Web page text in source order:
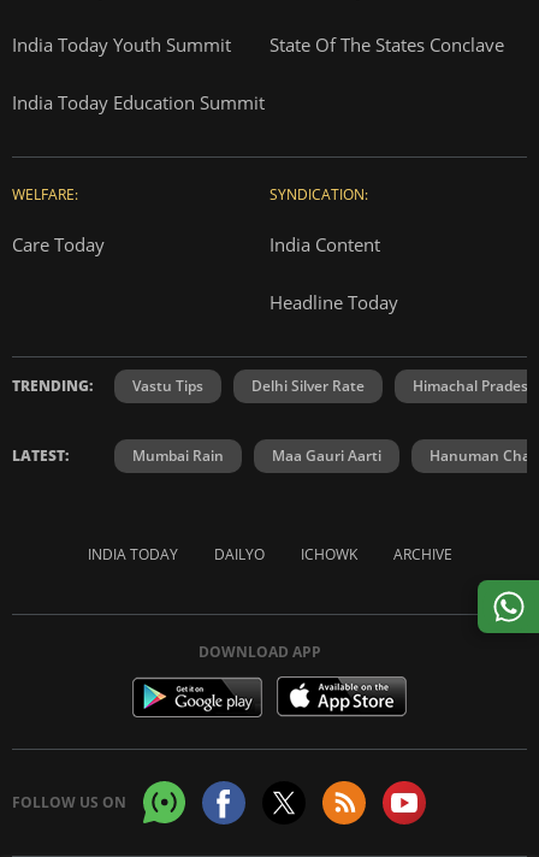
India Today Youth Summit State Of The States Conclave
India Today Education Summit
WELFARE:
Care Today
SYNDICATION:
India Content
Headline Today
TRENDING: Vastu Tips Delhi Silver Rate Himachal
LATEST: Mumbai Rain Maa Gauri Aarti Hanuman
INDIA TODAY DAILYO ICHOWK ARCHIVE
DOWNLOAD APP
FOLLOW US ON